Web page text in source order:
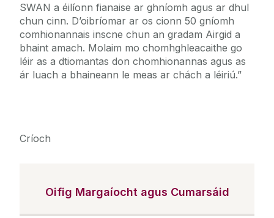
SWAN a éilíonn fianaise ar ghníomh agus ar dhul
chun cinn. D’oibríomar ar os cionn 50 gníomh
comhionannais inscne chun an gradam Airgid a
bhaint amach. Molaim mo chomhghleacaithe go
léir as a dtiomantas don chomhionannas agus as
ár luach a bhaineann le meas ar chách a léiriú.”
Críoch
Oifig Margaíocht agus Cumarsáid